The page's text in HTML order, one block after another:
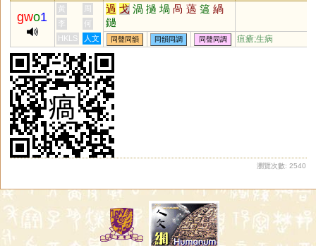
gwo1
黃 周 過 戈 渦 撾 堝 咼 薖 簻 緺
鐹
李
何
HKLS
人文 同聲同韻 同韻同調 同聲同調 疽瘡;生病
瀏覽次數: 2540